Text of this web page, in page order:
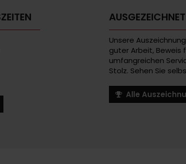
AUSGEZEICHNET
Unsere
guter Arbeit, Beweis
umfangreichen
Stolz. Sehen Sie
Alle